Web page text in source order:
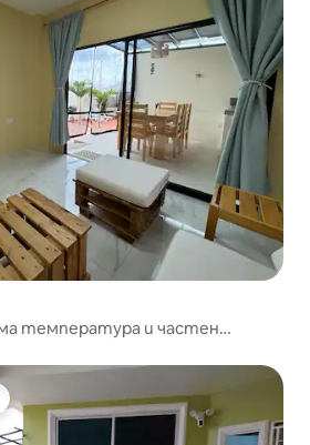
температура и частен